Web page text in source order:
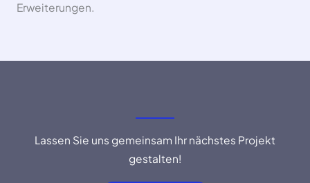
Erweiterungen.
Lassen Sie uns gemeinsam Ihr nächstes Projekt
gestalten!